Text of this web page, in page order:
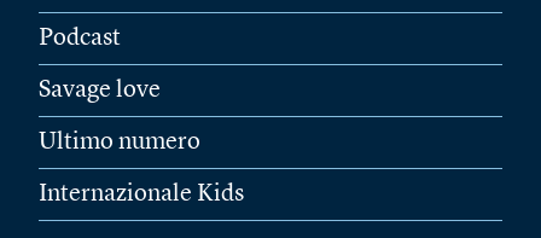
Podcast
Savage love
Ultimo numero
Internazionale Kids